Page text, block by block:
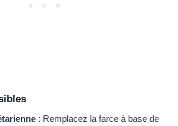
: Remplacez la farce à base de